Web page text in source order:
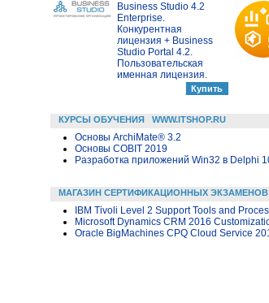
Business Studio 4.2
Enterprise.
Конкурентная
лицензия + Business
Studio Portal 4.2.
Пользовательская
именная лицензия.
КУРСЫ ОБУЧЕНИЯ WWW.ITSHOP.RU
Основы ArchiMate® 3.2
Основы COBIT 2019
Разработка приложений Win32 в Delphi
МАГАЗИН СЕРТИФИКАЦИОННЫХ ЭКЗАМЕНОВ
IBM Tivoli Level 2 Support Tools and
Microsoft Dynamics CRM 2016
Oracle BigMachines CPQ Cloud Service